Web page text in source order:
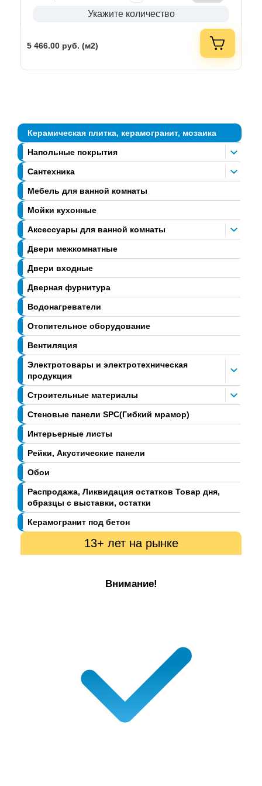
Керамическая плитка, керамогранит, мозаика
Напольные покрытия
Сантехника
Мебель для ванной комнаты
Мойки кухонные
Аксессуары для ванной комнаты
Двери межкомнатные
Двери входные
Дверная фурнитура
Водонагреватели
Отопительное оборудование
Вентиляция
Электротовары и электротехническая
продукция
Строительные материалы
Стеновые панели SPC(Гибкий мрамор)
Интерьерные листы
Рейки, Акустические панели
Обои
Распродажа, Ликвидация остатков Товар дня,
образцы с выставки, остатки
Керамогранит под бетон
13+ лет на рынке
Внимание!
Укажите количество
5 466.00 руб. (м2)